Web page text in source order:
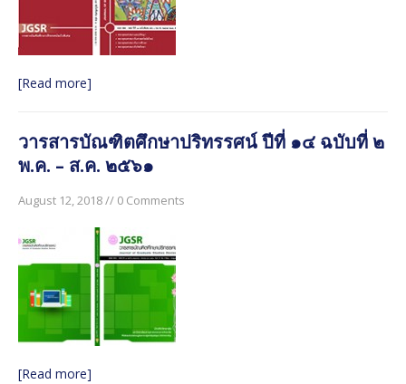
[Read more]
วารสารบัณฑิตศึกษาปริทรรศน์ ปีที่ ๑๔ ฉบับที่ ๒
พ.ค. – ส.ค. ๒๕๖๑
August 12, 2018 // 0 Comments
[Read more]